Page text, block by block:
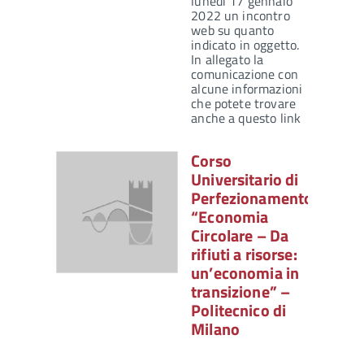
2022 un incontro
web su quanto
indicato in oggetto.
In allegato la
comunicazione con
alcune informazioni
che potete trovare
anche a questo link
Corso
Universitario di
Perfezionamento
“Economia
Circolare – Da
rifiuti a risorse:
un’economia in
transizione” –
Politecnico di
Milano